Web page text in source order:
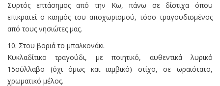
Συρτός επτάσημος από την Κω, πάνω σε δίστιχα όπου
επικρατεί ο καημός του αποχωρισμού, τόσο τραγουδισμένος
από τους νησιώτες μας.
10. Στου βοριά το μπαλκονάκι
Κυκλαδίτικο τραγούδι, με ποιητικό, αυθεντικά λυρικό
15σύλλαβο (όχι όμως και ιαμβικό) στίχο, σε ωραιότατο,
χρωματικό μέλος.